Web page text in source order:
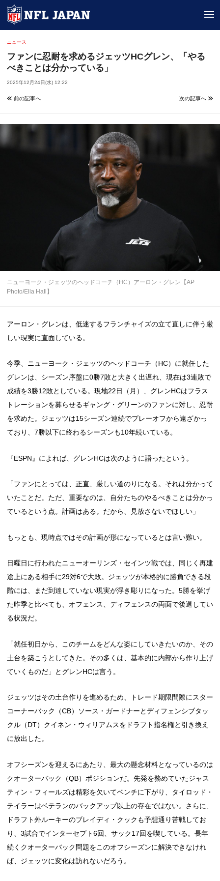
ニュース
ファンに忍耐を求めるジェッツHCグレン、「やる
べきことは分かっている」
2025年12月24日(水) 12:22
前の記事へ 次の記事へ
ニューヨーク・ジェッツのヘッドコーチ（HC）アーロン・グレン【AP
Photo/Ella Hall】
アーロン・グレンは、低迷するフランチャイズの立て直しに伴う厳
しい現実に直面している。
今季、ニューヨーク・ジェッツのヘッドコーチ（HC）に就任した
グレンは、シーズン序盤に0勝7敗と大きく出遅れ、現在は3連敗で
成績を3勝12敗としている。現地22日（月）、グレンHCはフラス
トレーションを募らせるギャング・グリーンのファンに対し、忍耐
を求めた。ジェッツは15シーズン連続でプレーオフから遠ざかっ
ており、7勝以下に終わるシーズンも10年続いている。
『ESPN』によれば、グレンHCは次のように語ったという。
「ファンにとっては、正直、厳しい道のりになる。それは分かって
いたことだ。ただ、重要なのは、自分たちのやるべきことは分かっ
ているという点。計画はある。だから、見放さないでほしい」
もっとも、現時点ではその計画が形になっているとは言い難い。
日曜日に行われたニューオーリンズ・セインツ戦では、同じく再建
途上にある相手に29対6で大敗。ジェッツが本格的に勝負できる段
階には、まだ到達していない現実が浮き彫りになった。5勝を挙げ
た昨季と比べても、オフェンス、ディフェンスの両面で後退してい
る状況だ。
「就任初日から、このチームをどんな姿にしていきたいのか、その
土台を築こうとしてきた。その多くは、基本的に内部から作り上げ
ていくものだ」とグレンHCは言う。
ジェッツはその土台作りを進めるため、トレード期限間際にスター
コーナーバック（CB）ソース・ガードナーとディフェンシブタッ
クル（DT）クイネン・ウィリアムスをドラフト指名権と引き換え
に放出した。
オフシーズンを迎えるにあたり、最大の懸念材料となっているのは
クオーターバック（QB）ポジションだ。先発を務めていたジャス
ティン・フィールズは精彩を欠いてベンチに下がり、タイロッド・
テイラーはベテランのバックアップ以上の存在ではない。さらに、
ドラフト外ルーキーのブレイディ・クックも予想通り苦戦してお
り、3試合でインターセプト6回、サック17回を喫している。長年
続くクオーターバック問題をこのオフシーズンに解決できなけれ
ば、ジェッツに変化は訪れないだろう。